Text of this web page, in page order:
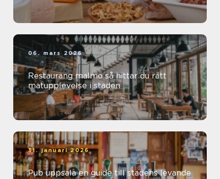
06. mars 2026
Restaurang malmö så hittar du rätt
matupplevelse i staden
31. januari 2026
Pub uppsala en guide till stadens levande